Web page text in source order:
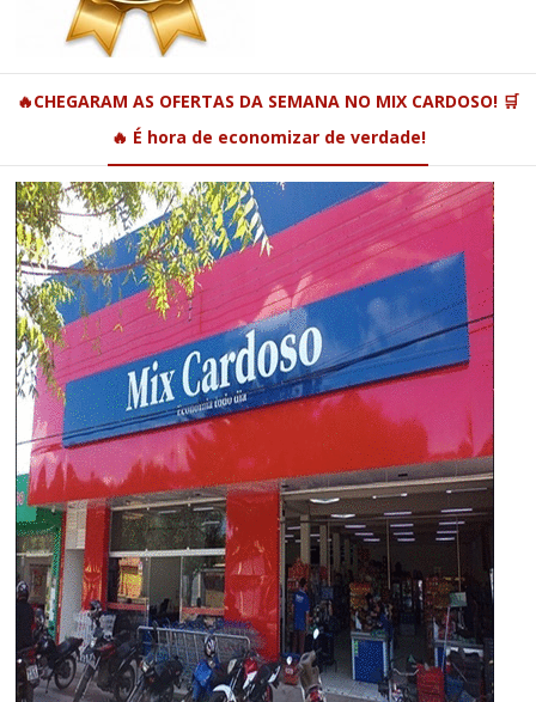
🔥CHEGARAM AS OFERTAS DA SEMANA NO MIX CARDOSO! 🛒
🔥 É hora de economizar de verdade!